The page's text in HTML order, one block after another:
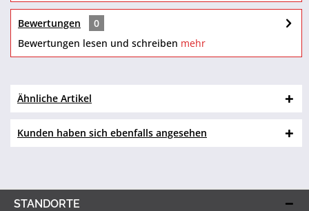
Bewertungen
0
Bewertungen lesen und schreiben mehr
Ähnliche Artikel
Kunden haben sich ebenfalls angesehen
STANDORTE